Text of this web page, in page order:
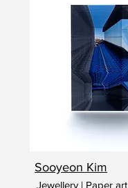
Sooyeon Kim
Jewellery | Paper art